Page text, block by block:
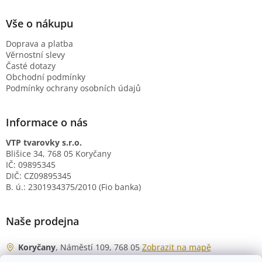
Vše o nákupu
Doprava a platba
Věrnostní slevy
Časté dotazy
Obchodní podmínky
Podmínky ochrany osobních údajů
Informace o nás
VTP tvarovky s.r.o.
Blišice 34, 768 05 Koryčany
IČ: 09895345
DIČ: CZ09895345
B. ú.: 2301934375/2010 (Fio banka)
Naše prodejna
Koryčany, Náměstí 109, 768 05 Zobrazit na mapě